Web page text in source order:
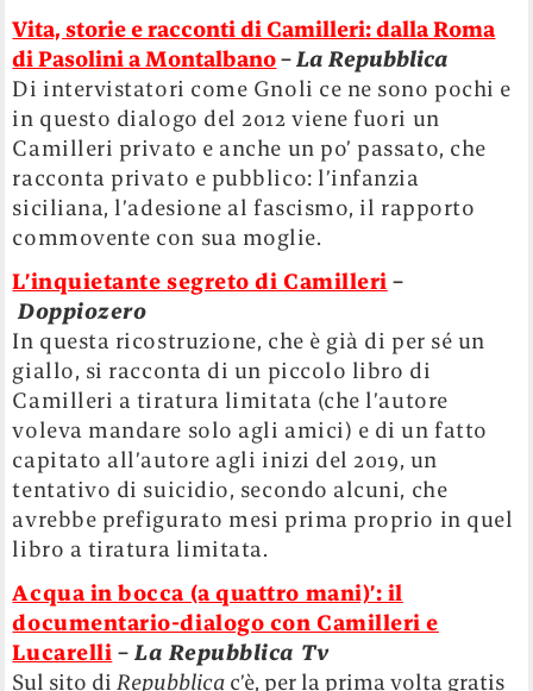
Vita, storie e racconti di Camilleri: dalla Roma
di Pasolini a Montalbano–La Repubblica
Di intervistatori come Gnoli ce ne sono pochi e
in questo dialogo del 2012 viene fuori un
Camilleri privato e anche un po’ passato, che
racconta privato e pubblico: l’infanzia
siciliana, l’adesione al fascismo, il rapporto
commovente con sua moglie.
L’inquietante segreto di Camilleri –
Doppiozero
In questa ricostruzione, che è già di per sé un
giallo, si racconta di un piccolo libro di
Camilleri a tiratura limitata (che l’autore
voleva mandare solo agli amici) e di un fatto
capitato all’autore agli inizi del 2019, un
tentativo di suicidio, secondo alcuni, che
avrebbe prefigurato mesi prima proprio in quel
libro a tiratura limitata.
Acqua in bocca (a quattro mani)’: il
documentario-dialogo con Camilleri e
Lucarelli – La Repubblica Tv
Sul sito diRepubblica c’è, per la prima volta gratis